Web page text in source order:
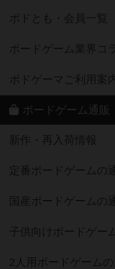
ボドとも・会員一覧
ボードゲーム業界コ
ボドゲーマご利用案
ボードゲーム通販
新作・再入荷情報
定番ボードゲームの
国産ボードゲームの
子供向けボードゲー
2人用ボードゲーム